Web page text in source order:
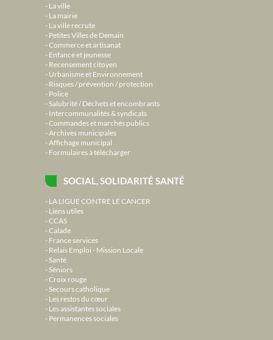
La ville
La mairie
La ville recrute
Petites Villes de Demain
Commerce et artisanat
Enfance et jeunesse
Recensement citoyen
Urbanisme et Environnement
Risques / prévention / protection
Police
Salubrité / Déchets et encombrants
Intercommunalités & syndicats
Commandes et marchés publics
Archives municipales
Affichage municipal
Formulaires à télécharger
SOCIAL, SOLIDARITÉ SANTÉ
LA LIGUE CONTRE LE CANCER
Liens utiles
CCAS
Calade
France services
Relais Emploi - Mission Locale
Santé
Séniors
Croix rouge
Secours catholique
Les restos du cœur
Les assistantes sociales
Permanences sociales